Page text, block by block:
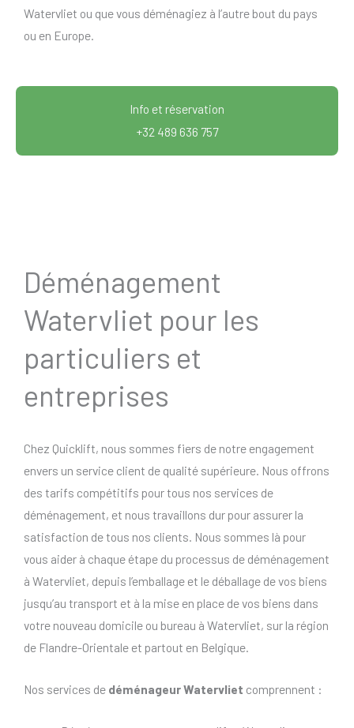
Watervliet ou que vous déménagiez à l’autre bout du pays
ou en Europe.
Info et réservation
+32 489 636 757
Déménagement
Watervliet pour les
particuliers et
entreprises
Chez Quicklift, nous sommes fiers de notre engagement
envers un service client de qualité supérieure. Nous offrons
des tarifs compétitifs pour tous nos services de
déménagement, et nous travaillons dur pour assurer la
satisfaction de tous nos clients. Nous sommes là pour
vous aider à chaque étape du processus de déménagement
à Watervliet, depuis l’emballage et le déballage de vos biens
jusqu’au transport et à la mise en place de vos biens dans
votre nouveau domicile ou bureau à Watervliet, sur la région
de Flandre-Orientale et partout en Belgique.
Nos services de déménageur Watervliet comprennent :